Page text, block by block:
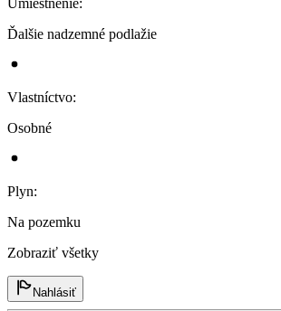
Umiestnenie:
Ďalšie nadzemné podlažie
Vlastníctvo:
Osobné
Plyn:
Na pozemku
Zobraziť všetky
Nahlásiť